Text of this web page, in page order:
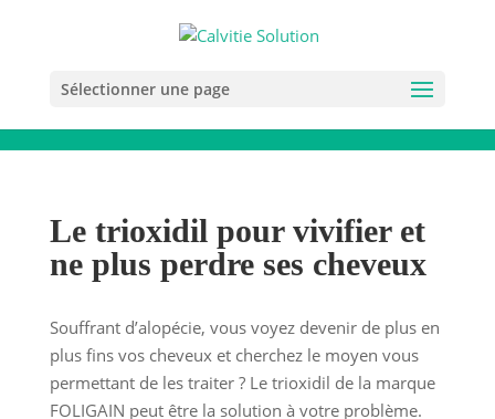
Sélectionner une page
Le trioxidil pour vivifier et
ne plus perdre ses cheveux
Souffrant d’alopécie, vous voyez devenir de plus en
plus fins vos cheveux et cherchez le moyen vous
permettant de les traiter ? Le trioxidil de la marque
FOLIGAIN peut être la solution à votre problème.